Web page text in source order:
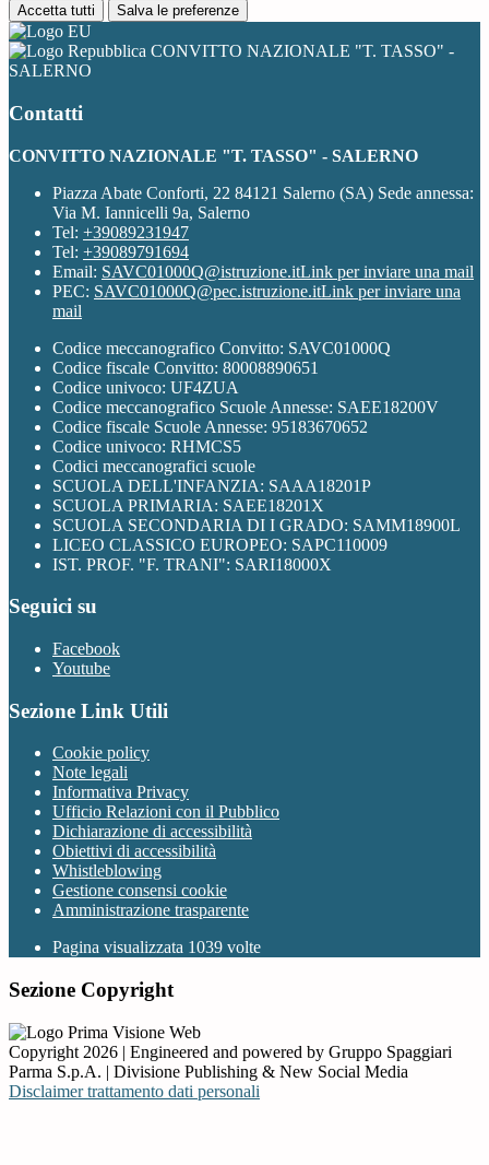
Accetta tutti Salva le preferenze
CONVITTO NAZIONALE "T. TASSO" -
SALERNO
Contatti
CONVITTO NAZIONALE "T. TASSO" - SALERNO
Piazza Abate Conforti, 22 84121 Salerno (SA) Sede annessa:
Via M. Iannicelli 9a, Salerno
Tel: +39089231947
Tel: +39089791694
Email: SAVC01000Q@istruzione.itLink per inviare una mail
PEC: SAVC01000Q@pec.istruzione.itLink per inviare una
mail
Codice meccanografico Convitto: SAVC01000Q
Codice fiscale Convitto: 80008890651
Codice univoco: UF4ZUA
Codice meccanografico Scuole Annesse: SAEE18200V
Codice fiscale Scuole Annesse: 95183670652
Codice univoco: RHMCS5
Codici meccanografici scuole
SCUOLA DELL'INFANZIA: SAAA18201P
SCUOLA PRIMARIA: SAEE18201X
SCUOLA SECONDARIA DI I GRADO: SAMM18900L
LICEO CLASSICO EUROPEO: SAPC110009
IST. PROF. "F. TRANI": SARI18000X
Seguici su
Facebook
Youtube
Sezione Link Utili
Cookie policy
Note legali
Informativa Privacy
Ufficio Relazioni con il Pubblico
Dichiarazione di accessibilità
Obiettivi di accessibilità
Whistleblowing
Gestione consensi cookie
Amministrazione trasparente
Pagina visualizzata 1039 volte
Sezione Copyright
Copyright 2026 | Engineered and powered by Gruppo Spaggiari
Parma S.p.A. | Divisione Publishing & New Social Media
Disclaimer trattamento dati personali